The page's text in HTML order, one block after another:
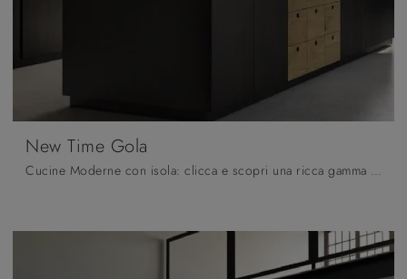
New Time Gola
Cucine Moderne con isola: clicca e scopri una ricca gamma di soluzioni della marca Fratelli Mirandola, tra cui il modello New Time Gola.